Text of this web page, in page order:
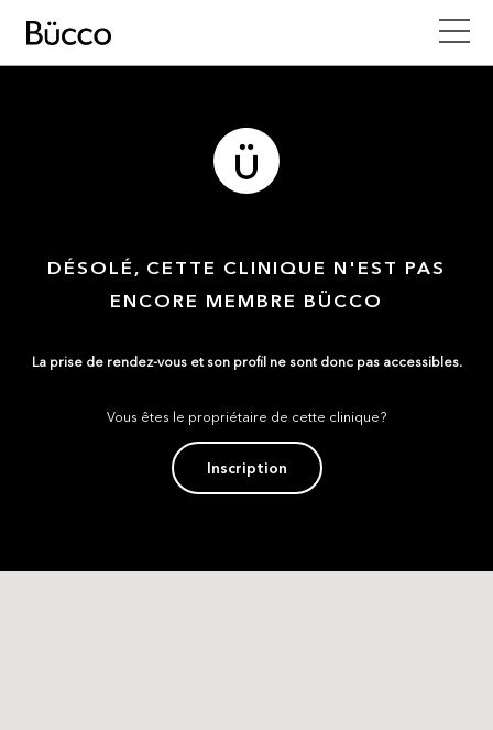
DÉSOLÉ, CETTE CLINIQUE N'EST PAS
ENCORE MEMBRE BÜCCO
La prise de rendez-vous et son profil ne sont donc pas accessibles.
Vous êtes le propriétaire de cette clinique?
Inscription